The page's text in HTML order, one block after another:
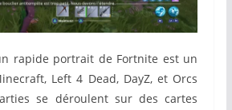
rapide portrait de Fortnite est un
Left 4 Dead, DayZ, et Orcs
se déroulent sur des cartes